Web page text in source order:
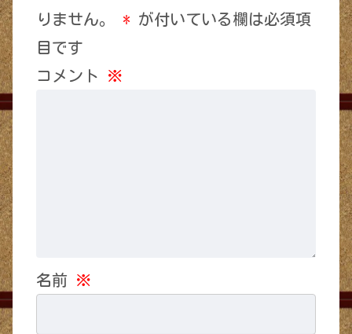
りません。
* が付いている欄は必須項
目です
コメント ※
名前 ※